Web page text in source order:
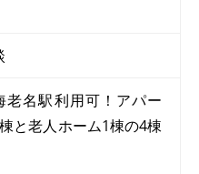
名駅利用可！アパー
と老人ホーム1棟の4棟